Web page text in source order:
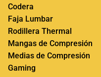
Codera
Faja Lumbar
Rodillera Thermal
Mangas de Compresión
Medias de Compresión
Gaming